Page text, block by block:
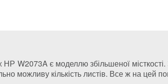
W2073A є моделлю збільшеної місткості.
можливу кількість листів. Все ж на цей